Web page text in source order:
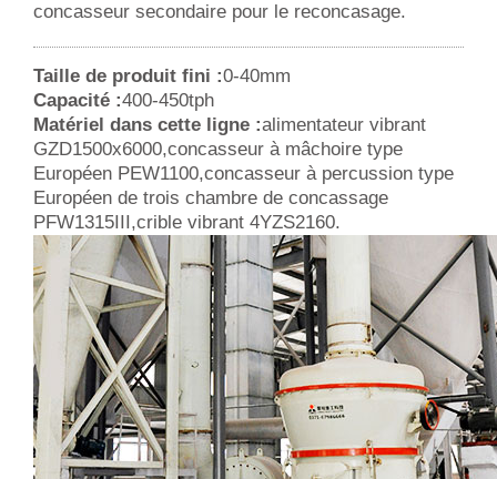
concasseur secondaire pour le reconcasage.
Taille de produit fini :0-40mm
Capacité :400-450tph
Matériel dans cette ligne :alimentateur vibrant
GZD1500x6000,concasseur à mâchoire type
Européen PEW1100,concasseur à percussion type
Européen de trois chambre de concassage
PFW1315III,crible vibrant 4YZS2160.